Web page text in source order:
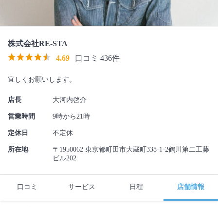
株式会社RE-STA
4.69
口コミ 436件
宜しくお願いします。
店長 大河内啓介
営業時間 9時から21時
定休日 不定休
所在地
〒1950062 東京都町田市大蔵町338-1-2鶴川第二工藤
ビル202
口コミ サービス 日程 店舗情報